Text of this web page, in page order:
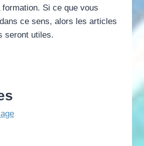
formation. Si ce que vous
ce sens, alors les articles
seront utiles.